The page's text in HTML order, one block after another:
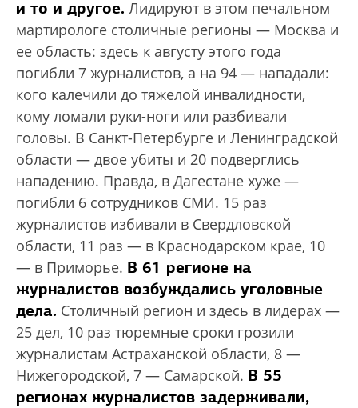
и то и другое. Лидируют в этом печальном
мартирологе столичные регионы — Москва и
ее область: здесь к августу этого года
погибли 7 журналистов, а на 94 — нападали:
кого калечили до тяжелой инвалидности,
кому ломали руки-ноги или разбивали
головы. В Санкт-Петербурге и Ленинградской
области — двое убиты и 20 подверглись
нападению. Правда, в Дагестане хуже —
погибли 6 сотрудников СМИ. 15 раз
журналистов избивали в Свердловской
области, 11 раз — в Краснодарском крае, 10
— в Приморье. В 61 регионе на
журналистов возбуждались уголовные
дела. Столичный регион и здесь в лидерах —
25 дел, 10 раз тюремные сроки грозили
журналистам Астраханской области, 8 —
Нижегородской, 7 — Самарской. В 55
регионах журналистов задерживали,